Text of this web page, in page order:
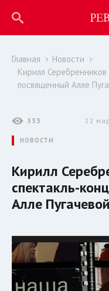
Главная
Новости
Кирилл
посвященный Алле
333 22
НОВОСТИ
Кирилл
спектакль-
Алле Пугачевой